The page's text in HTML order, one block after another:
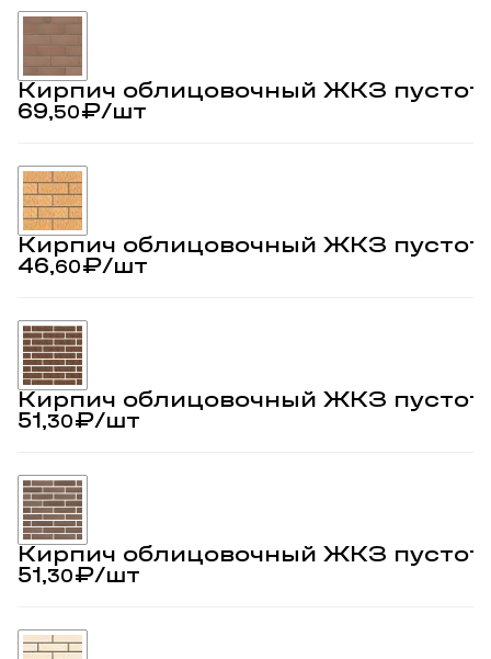
Кирпич облицовочный ЖКЗ
69,50₽/шт
Кирпич облицовочный ЖКЗ
46,60₽/шт
Кирпич облицовочный ЖКЗ
51,30₽/шт
Кирпич облицовочный ЖКЗ
51,30₽/шт